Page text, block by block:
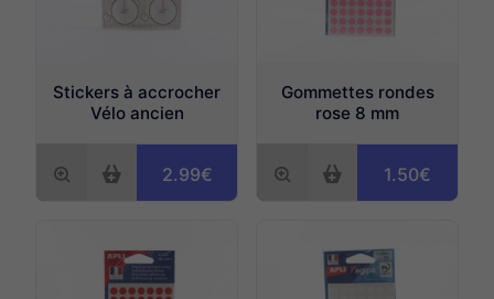
Stickers à accrocher
Vélo ancien
2.99€
Gommettes rondes
rose 8 mm
1.50€